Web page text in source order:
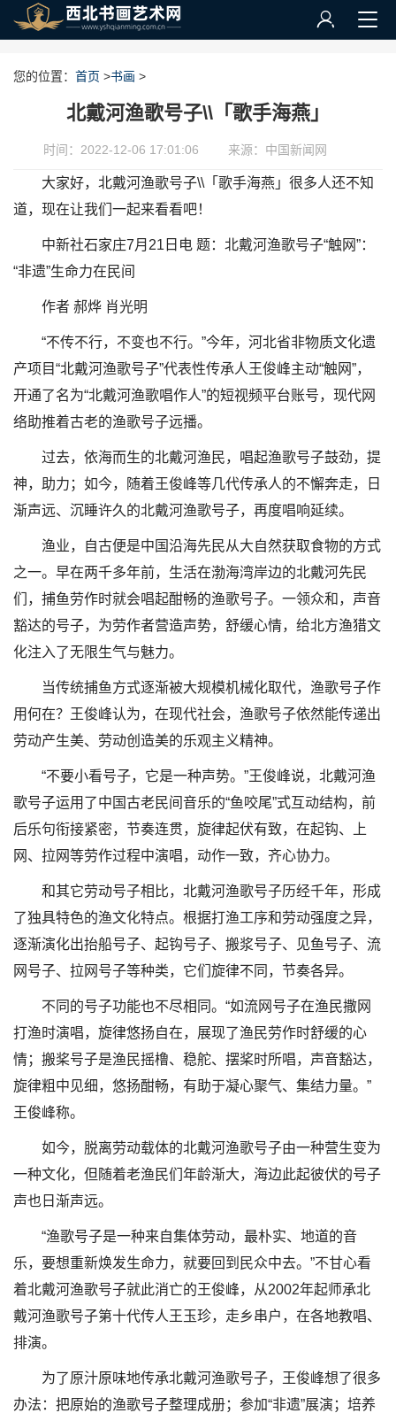
您的位置： 首页 >书画 >
北戴河渔歌号子\\「歌手海燕」
时间：2022-12-06 17:01:06 来源：中国新闻网
大家好，北戴河渔歌号子\\「歌手海燕」很多人还不知
道，现在让我们一起来看看吧！
中新社石家庄7月21日电 题：北戴河渔歌号子“触网”：
“非遗”生命力在民间
作者 郝烨 肖光明
“不传不行，不变也不行。”今年，河北省非物质文化遗
产项目“北戴河渔歌号子”代表性传承人王俊峰主动“触网”，
开通了名为“北戴河渔歌唱作人”的短视频平台账号，现代网
络助推着古老的渔歌号子远播。
过去，依海而生的北戴河渔民，唱起渔歌号子鼓劲，提
神，助力；如今，随着王俊峰等几代传承人的不懈奔走，日
渐声远、沉睡许久的北戴河渔歌号子，再度唱响延续。
渔业，自古便是中国沿海先民从大自然获取食物的方式
之一。早在两千多年前，生活在渤海湾岸边的北戴河先民
们，捕鱼劳作时就会唱起酣畅的渔歌号子。一领众和，声音
豁达的号子，为劳作者营造声势，舒缓心情，给北方渔猎文
化注入了无限生气与魅力。
当传统捕鱼方式逐渐被大规模机械化取代，渔歌号子作
用何在？王俊峰认为，在现代社会，渔歌号子依然能传递出
劳动产生美、劳动创造美的乐观主义精神。
“不要小看号子，它是一种声势。”王俊峰说，北戴河渔
歌号子运用了中国古老民间音乐的“鱼咬尾”式互动结构，前
后乐句衔接紧密，节奏连贯，旋律起伏有致，在起钩、上
网、拉网等劳作过程中演唱，动作一致，齐心协力。
和其它劳动号子相比，北戴河渔歌号子历经千年，形成
了独具特色的渔文化特点。根据打渔工序和劳动强度之异，
逐渐演化出抬船号子、起钩号子、搬浆号子、见鱼号子、流
网号子、拉网号子等种类，它们旋律不同，节奏各异。
不同的号子功能也不尽相同。“如流网号子在渔民撒网
打渔时演唱，旋律悠扬自在，展现了渔民劳作时舒缓的心
情；搬桨号子是渔民摇橹、稳舵、摆桨时所唱，声音豁达，
旋律粗中见细，悠扬酣畅，有助于凝心聚气、集结力量。”
王俊峰称。
如今，脱离劳动载体的北戴河渔歌号子由一种营生变为
一种文化，但随着老渔民们年龄渐大，海边此起彼伏的号子
声也日渐声远。
“渔歌号子是一种来自集体劳动，最朴实、地道的音
乐，要想重新焕发生命力，就要回到民众中去。”不甘心看
着北戴河渔歌号子就此消亡的王俊峰，从2002年起师承北
戴河渔歌号子第十代传人王玉珍，走乡串户，在各地教唱、
排演。
为了原汁原味地传承北戴河渔歌号子，王俊峰想了很多
办法：把原始的渔歌号子整理成册；参加“非遗”展演；培养